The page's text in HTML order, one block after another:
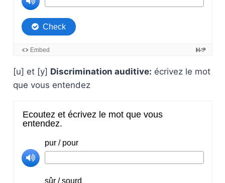
[u] et [y] Discrimination auditive: écrivez le mot
que vous entendez